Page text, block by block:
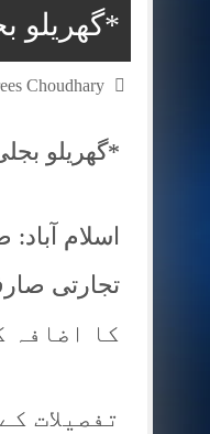
*گھریلو بجلی
Choudhary
*گھریلو بجلی صارفین پر
کا اضافہ
تفصیلات